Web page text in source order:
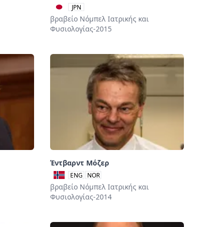
JPN
βραβείο Νόμπελ Ιατρικής και
Φυσιολογίας-2015
Έντβαρντ Μόζερ
ENG NOR
βραβείο Νόμπελ Ιατρικής και
Φυσιολογίας-2014